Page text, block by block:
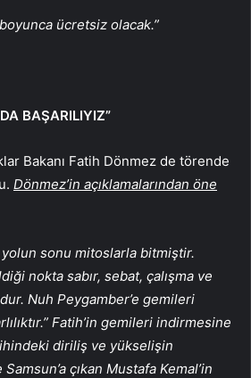
ücretsiz olacak.”
BAŞARILIYIZ”
Bakanı Fatih Dönmez de törende
Dönmez’in açıklamalarından öne
yolun sonu mitoslarla bitmiştir.
nokta sabır, sebat, çalışma ve
Nuh Peygamber’e gemileri
Fatih’in gemileri indirmesine
diriliş ve yükselişin
Samsun’a çıkan Mustafa Kemal’in